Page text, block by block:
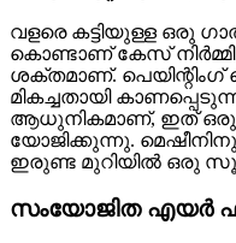
വളരെ കട്ടിയുള്ള ഒരു
കൊണ്ടാണ് കേസ്
ശക്തമാണ്.
മികച്ചതായി
ആധുനികമാണ്, ഇത് ഒരു
യോജിക്കുന്നു.
ഇരുണ്ട മുറിയിൽ ഒരു
സംയോജിത എയർ